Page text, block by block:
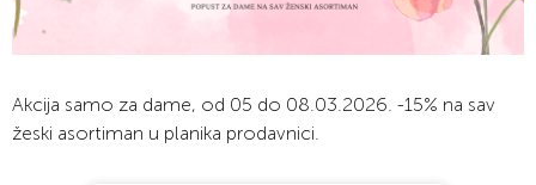
Akcija samo za dame, od 05 do 08.03.2026. -15% na sav
žeski asortiman u planika prodavnici.